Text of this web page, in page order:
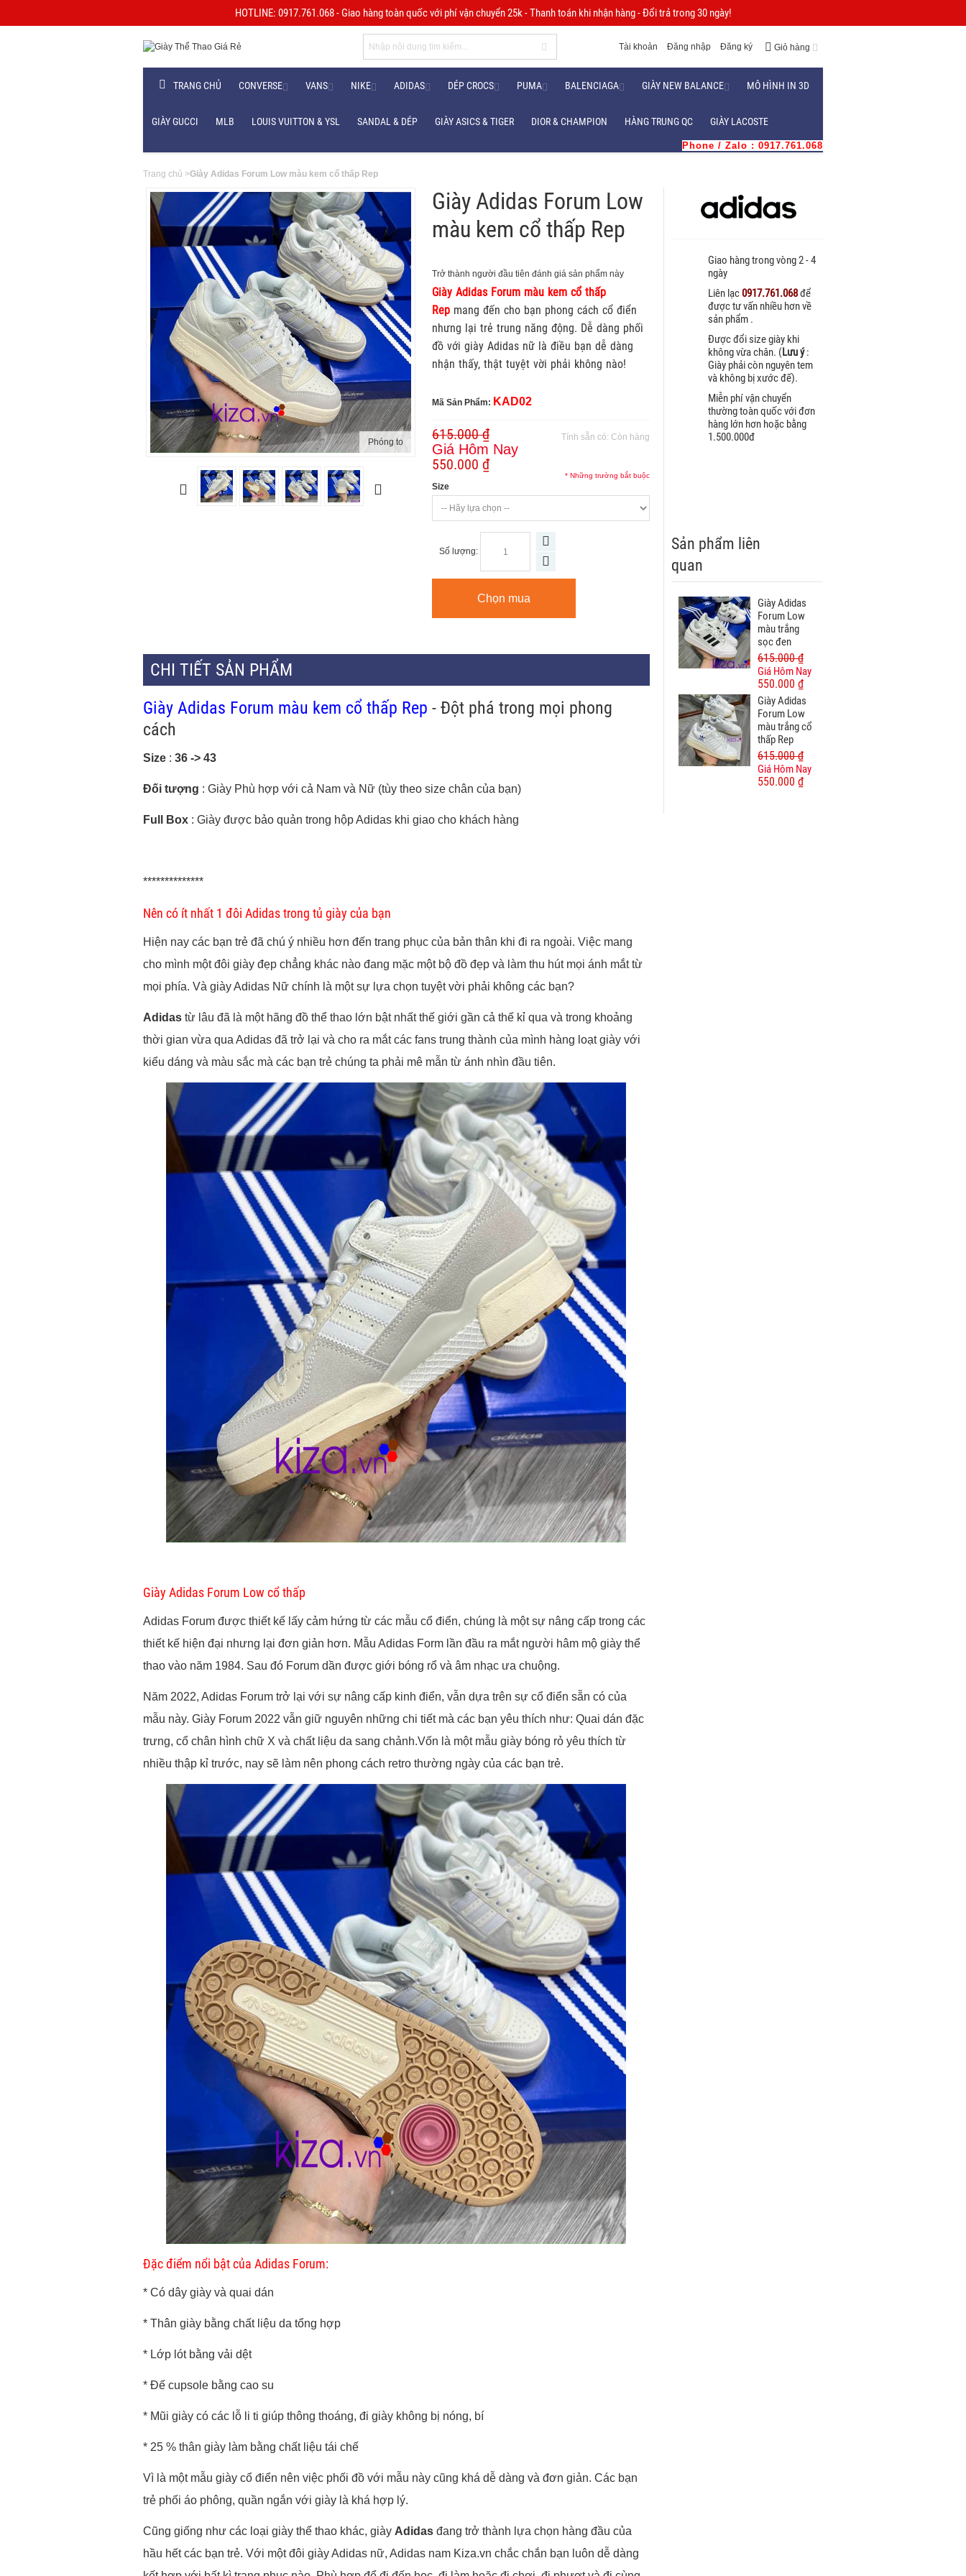
HOTLINE: 0917.761.068 - Giao hàng toàn quốc với phí vận chuyển 25k - Thanh toán khi nhận hàng - Đổi trả trong 30 ngày!
Giỏ hàng
Tài khoản Đăng nhập Đăng ký
TRANG CHỦ CONVERSE VANS NIKE ADIDAS DÉP CROCS PUMA BALENCIAGA GIÀY NEW BALANCE MÔ HÌNH IN 3D
GIÀY GUCCI MLB LOUIS VUITTON & YSL SANDAL & DÉP GIÀY ASICS & TIGER DIOR & CHAMPION HÀNG TRUNG QC GIÀY LACOSTE
Phone / Zalo : 0917.761.068
Trang chủ >Giày Adidas Forum Low màu kem cổ thấp Rep
Phóng to
Giày Adidas Forum Low
màu kem cổ thấp Rep
Trở thành người đầu tiên đánh giá sản phẩm này
Giày Adidas Forum màu kem cổ thấp
Rep mang đến cho bạn phong cách cổ điển
nhưng lại trẻ trung năng động. Dễ dàng phối
đồ với giày Adidas nữ là điều bạn dễ dàng
nhận thấy, thật tuyệt vời phải không nào!
Mã Sản Phẩm: KAD02
Tính sẵn có: Còn hàng
615.000 ₫
Giá Hôm Nay
550.000 ₫
Size
* Những trường bắt buộc
Số lượng:
Chọn mua
Giao hàng trong vòng 2 - 4
ngày
Liên lạc0917.761.068để
được tư vấn nhiều hơn về
sản phẩm .
Được đổi size giày khi
không vừa chân. (Lưu ý:
Giày phải còn nguyên tem
và không bị xước đế).
Miễn phí vận chuyển
thường toàn quốc với đơn
hàng lớn hơn hoặc bằng
1.500.000đ
Sản phẩm liên
quan
Giày Adidas
Forum Low
màu trắng
sọc đen
615.000 ₫
Giá Hôm Nay
550.000 ₫
Giày Adidas
Forum Low
màu trắng cổ
thấp Rep
615.000 ₫
Giá Hôm Nay
550.000 ₫
CHI TIẾT SẢN PHẨM
Giày Adidas Forum màu kem cổ thấp Rep - Đột phá trong mọi phong
cách
Size :36 -> 43
Đối tượng : Giày Phù hợp với cả Nam và Nữ (tùy theo size chân của bạn)
Full Box : Giày được bảo quản trong hộp Adidas khi giao cho khách hàng
**************
Nên có ít nhất 1 đôi Adidas trong tủ giày của bạn
Hiện nay các bạn trẻ đã chú ý nhiều hơn đến trang phục của bản thân khi đi ra ngoài. Việc mang
cho mình một đôi giày đẹp chẳng khác nào đang mặc một bộ đồ đẹp và làm thu hút mọi ánh mắt từ
mọi phía. Và giày Adidas Nữ chính là một sự lựa chọn tuyệt vời phải không các bạn?
Adidas từ lâu đã là một hãng đồ thể thao lớn bật nhất thế giới gần cả thế kỉ qua và trong khoảng
thời gian vừa qua Adidas đã trở lại và cho ra mắt các fans trung thành của mình hàng loạt giày với
kiểu dáng và màu sắc mà các bạn trẻ chúng ta phải mê mẫn từ ánh nhìn đầu tiên.
Giày Adidas Forum Low cổ thấp
Adidas Forum được thiết kế lấy cảm hứng từ các mẫu cổ điển, chúng là một sự nâng cấp trong các
thiết kế hiện đại nhưng lại đơn giản hơn. Mẫu Adidas Form lần đầu ra mắt người hâm mộ giày thể
thao vào năm 1984. Sau đó Forum dần được giới bóng rổ và âm nhạc ưa chuộng.
Năm 2022, Adidas Forum trở lại với sự nâng cấp kinh điển, vẫn dựa trên sự cổ điển sẵn có của
mẫu này. Giày Forum 2022 vẫn giữ nguyên những chi tiết mà các bạn yêu thích như: Quai dán đặc
trưng, cổ chân hình chữ X và chất liệu da sang chảnh.Vốn là một mẫu giày bóng rỏ yêu thích từ
nhiều thập kỉ trước, nay sẽ làm nên phong cách retro thường ngày của các bạn trẻ.
Đặc điểm nổi bật của Adidas Forum:
* Có dây giày và quai dán
* Thân giày bằng chất liệu da tổng hợp
* Lớp lót bằng vải dệt
* Đếcupsole bằng cao su
* Mũi giày có các lỗ li ti giúp thông thoáng, đi giày không bị nóng, bí
* 25 % thân giày làm bằng chất liệu tái chế
Vì là một mẫu giày cổ điển nên việc phối đồ với mẫu này cũng khá dễ dàng và đơn giản. Các bạn
trẻ phối áo phông, quần ngắn với giày là khá hợp lý.
Cũng giống như các loại giày thể thao khác, giàyAdidas đang trở thành lựa chọn hàng đầu của
hầu hết các bạn trẻ. Với một đôi giày Adidas nữ, Adidas nam Kiza.vn chắc chắn bạn luôn dễ dàng